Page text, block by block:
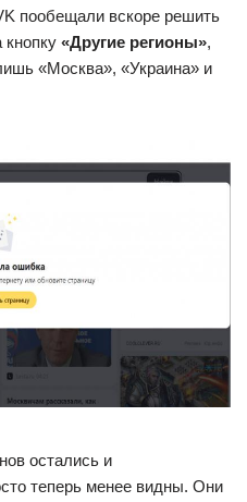
пообещали вскоре решить
кнопку «Другие регионы»,
«Москва», «Украина» и
остались и
теперь менее видны. Они